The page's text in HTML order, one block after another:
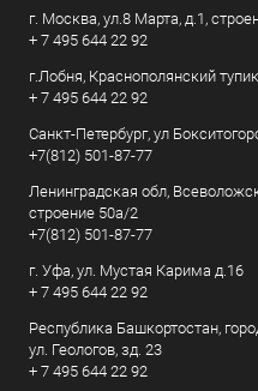
г. Москва, ул.8 Марта, д.1,
+ 7 495 644 22 92
г.Лобня, Краснополянский
+ 7 495 644 22 92
Санкт-Петербург, ул
+7(812) 501-87-77
Ленинградская обл,
строение 50а/2
+7(812) 501-87-77
г. Уфа, ул. Мустая Карима д.16
+ 7 495 644 22 92
Республика Башкортостан,
ул. Геологов, зд. 23
+ 7 495 644 22 92